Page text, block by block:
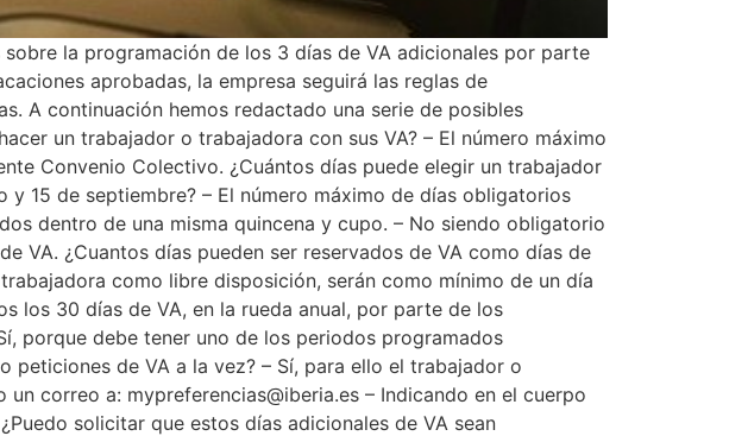
sobre la programación de los 3 días de VA adicionales por parte
aprobadas, la empresa seguirá las reglas de
A continuación hemos redactado una serie de posibles
un trabajador o trabajadora con sus VA? – El número máximo
Convenio Colectivo. ¿Cuántos días puede elegir un trabajador
15 de septiembre? – El número máximo de días obligatorios
dentro de una misma quincena y cupo. – No siendo obligatorio
VA. ¿Cuantos días pueden ser reservados de VA como días de
como libre disposición, serán como mínimo de un día
los 30 días de VA, en la rueda anual, por parte de los
porque debe tener uno de los periodos programados
peticiones de VA a la vez? – Sí, para ello el trabajador o
correo a: mypreferencias@iberia.es – Indicando en el cuerpo
solicitar que estos días adicionales de VA sean